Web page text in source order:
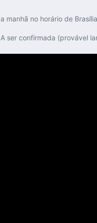
manhã no horário de
A ser confirmada (provável